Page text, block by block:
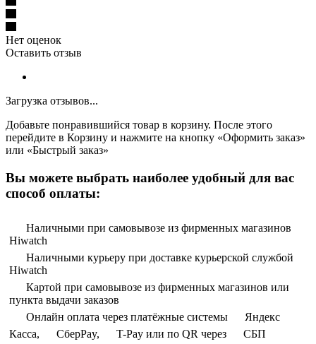
Нет оценок
Оставить отзыв
Загрузка отзывов...
Добавьте понравившийся товар в корзину. После этого
перейдите в Корзину и нажмите на кнопку «Оформить заказ»
или «Быстрый заказ»
Вы можете выбрать наиболее удобный для вас
способ оплаты:
Наличными при самовывозе из фирменных магазинов
Hiwatch
Наличными курьеру при доставке курьерской службой
Hiwatch
Картой при самовывозе из фирменных магазинов или
пункта выдачи заказов
Онлайн оплата через платёжные системы
Яндекс
Касса,
СберPay, T-Pay или по QR через
СБП